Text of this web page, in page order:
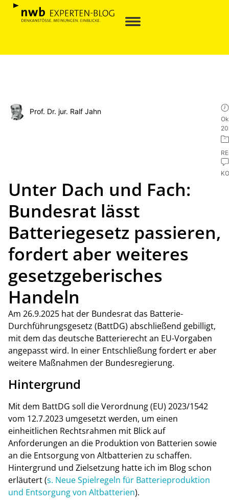
Prof. Dr. jur. Ralf Jahn
Unter Dach und Fach:
Bundesrat lässt
Batteriegesetz passieren,
fordert aber weiteres
gesetzgeberisches
Handeln
Am 26.9.2025 hat der Bundesrat das Batterie-
Durchführungsgesetz (BattDG) abschließend gebilligt,
mit dem das deutsche Batterierecht an EU-Vorgaben
angepasst wird. In einer Entschließung fordert er aber
weitere Maßnahmen der Bundesregierung.
Hintergrund
Mit dem BattDG soll die Verordnung (EU) 2023/1542
vom 12.7.2023 umgesetzt werden, um einen
einheitlichen Rechtsrahmen mit Blick auf
Anforderungen an die Produktion von Batterien sowie
an die Entsorgung von Altbatterien zu schaffen.
Hintergrund und Zielsetzung hatte ich im Blog schon
erläutert (s. Neue Spielregeln für Batterieproduktion
und Entsorgung von Altbatterien).